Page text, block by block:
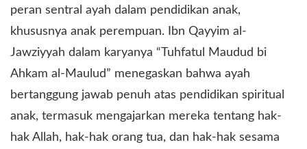
peran sentral ayah dalam pendidikan anak,
khususnya anak perempuan. Ibn Qayyim al-
Jawziyyah dalam karyanya “Tuhfatul Maudud bi
Ahkam al-Maulud” menegaskan bahwa ayah
bertanggung jawab penuh atas pendidikan spiritual
anak, termasuk mengajarkan mereka tentang hak-
hak Allah, hak-hak orang tua, dan hak-hak sesama